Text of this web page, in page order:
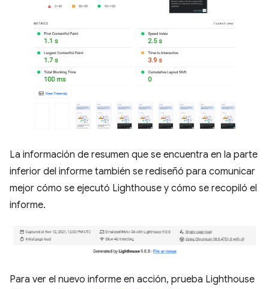
La información de resumen que se encuentra en la parte
inferior del informe también se rediseñó para comunicar
mejor cómo se ejecutó Lighthouse y cómo se recopiló el
informe.
Para ver el nuevo informe en acción, prueba Lighthouse